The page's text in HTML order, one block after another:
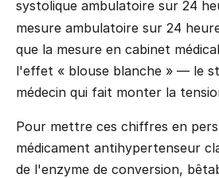
systolique ambulatoire sur 24
mesure ambulatoire sur 24
que la mesure en cabinet
l'effet « blouse blanche » — le
médecin qui fait monter la
Pour mettre ces chiffres en
médicament antihypertenseur
de l'enzyme de conversion,